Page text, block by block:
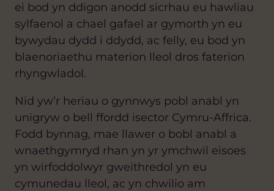
ei bod yn ddigon anodd sicrhau eu hawliau
sylfaenol a chael gafael ar gymorth yn eu
bywydau dydd i ddydd, ac felly, eu bod yn
blaenoriaethu materion lleol dros faterion
rhyngwladol.
Nid yw’r heriau o gynnwys pobl anabl yn
unigryw o bell ffordd isector Cymru-Affrica.
Fodd bynnag, mae llawer o bobl anabl a
wnaethgymryd rhan yn yr ymchwil eisoes
yn wirfoddolwyr gweithredol yn eu
cymunedau lleol, ac yn chwilio am